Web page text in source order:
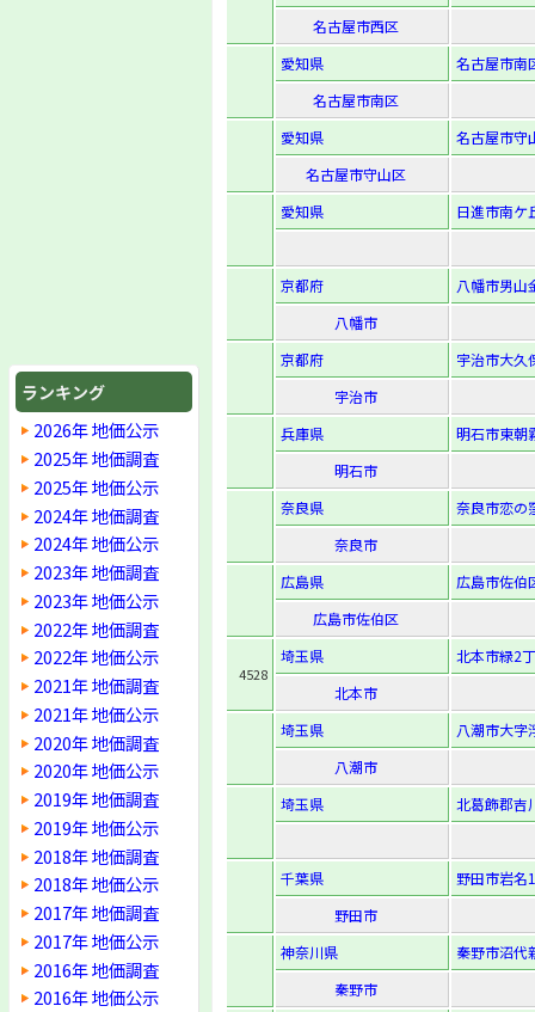
ランキング
2026年 地価公示
2025年 地価調査
2025年 地価公示
2024年 地価調査
2024年 地価公示
2023年 地価調査
2023年 地価公示
2022年 地価調査
2022年 地価公示
2021年 地価調査
2021年 地価公示
2020年 地価調査
2020年 地価公示
2019年 地価調査
2019年 地価公示
2018年 地価調査
2018年 地価公示
2017年 地価調査
2017年 地価公示
2016年 地価調査
2016年 地価公示
名古屋市西区
愛知県
名古屋市南
名古屋市南区
愛知県
名古屋市守
名古屋市守山区
愛知県
日進市南ケ
京都府
八幡市男山
八幡市
京都府
宇治市大久
宇治市
兵庫県
明石市東朝
明石市
奈良県
奈良市恋の
奈良市
広島県
広島市佐伯
広島市佐伯区
4528
埼玉県
北本市緑2
北本市
埼玉県
八潮市大字
八潮市
埼玉県
北葛飾郡吉
千葉県
野田市岩名
野田市
神奈川県
秦野市沼代
秦野市